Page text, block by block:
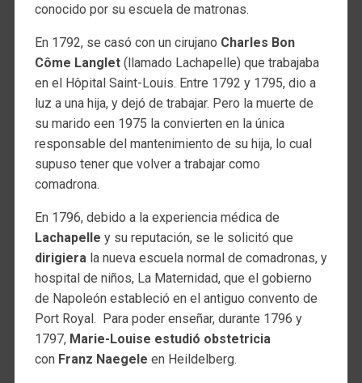
conocido por su escuela de matronas.
En 1792, se casó con un cirujano Charles Bon
Côme Langlet(llamado Lachapelle) que trabajaba
en el Hôpital Saint-Louis. Entre 1792 y 1795, dio a
luz a una hija, y dejó de trabajar. Pero la muerte de
su marido een 1975 la convierten en la única
responsable del mantenimiento de su hija, lo cual
supuso tener que volver a trabajar como
comadrona.
En 1796, debido a la experiencia médica de
Lachapelle y su reputación, se le solicitó que
dirigiera la nueva escuela normal de comadronas, y
hospital de niños, La Maternidad, que el gobierno
de Napoleón estableció en el antiguo convento de
Port Royal. Para poder enseñar, durante 1796 y
1797, Marie-Louise estudió obstetricia
con Franz Naegele en Heildelberg.